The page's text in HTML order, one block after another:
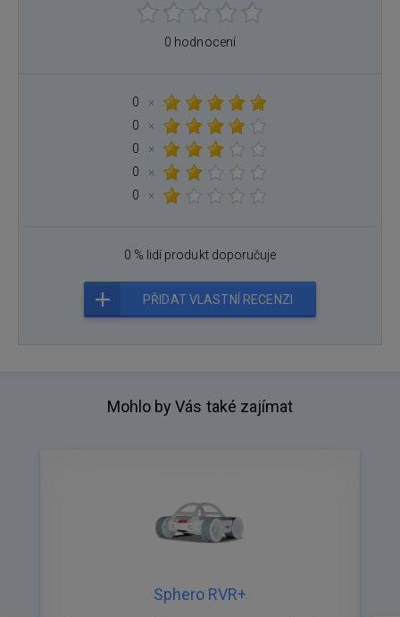
0 hodnocení
0
×
0
×
0
×
0
×
0
×
0 % lidí produkt doporučuje
PŘIDAT VLASTNÍ RECENZI
Mohlo by Vás také zajímat
Sphero RVR+